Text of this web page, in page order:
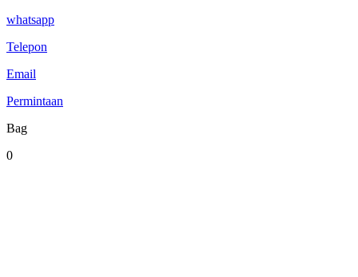
whatsapp
Telepon
Email
Permintaan
Bag
0